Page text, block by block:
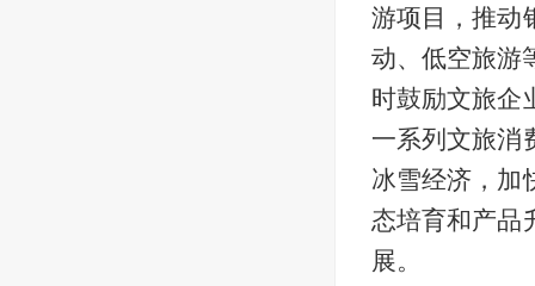
游项目，推动
动、低空旅游
时鼓励文旅企
一系列文旅消
冰雪经济，加
态培育和产品
展。